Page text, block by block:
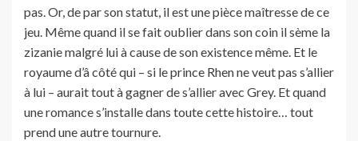
pas. Or, de par son statut, il est une pièce maîtresse de ce
jeu. Même quand il se fait oublier dans son coin il sème la
zizanie malgré lui à cause de son existence même. Et le
royaume d’â côté qui – si le prince Rhen ne veut pas s’allier
à lui – aurait tout à gagner de s’allier avec Grey. Et quand
une romance s’installe dans toute cette histoire… tout
prend une autre tournure.